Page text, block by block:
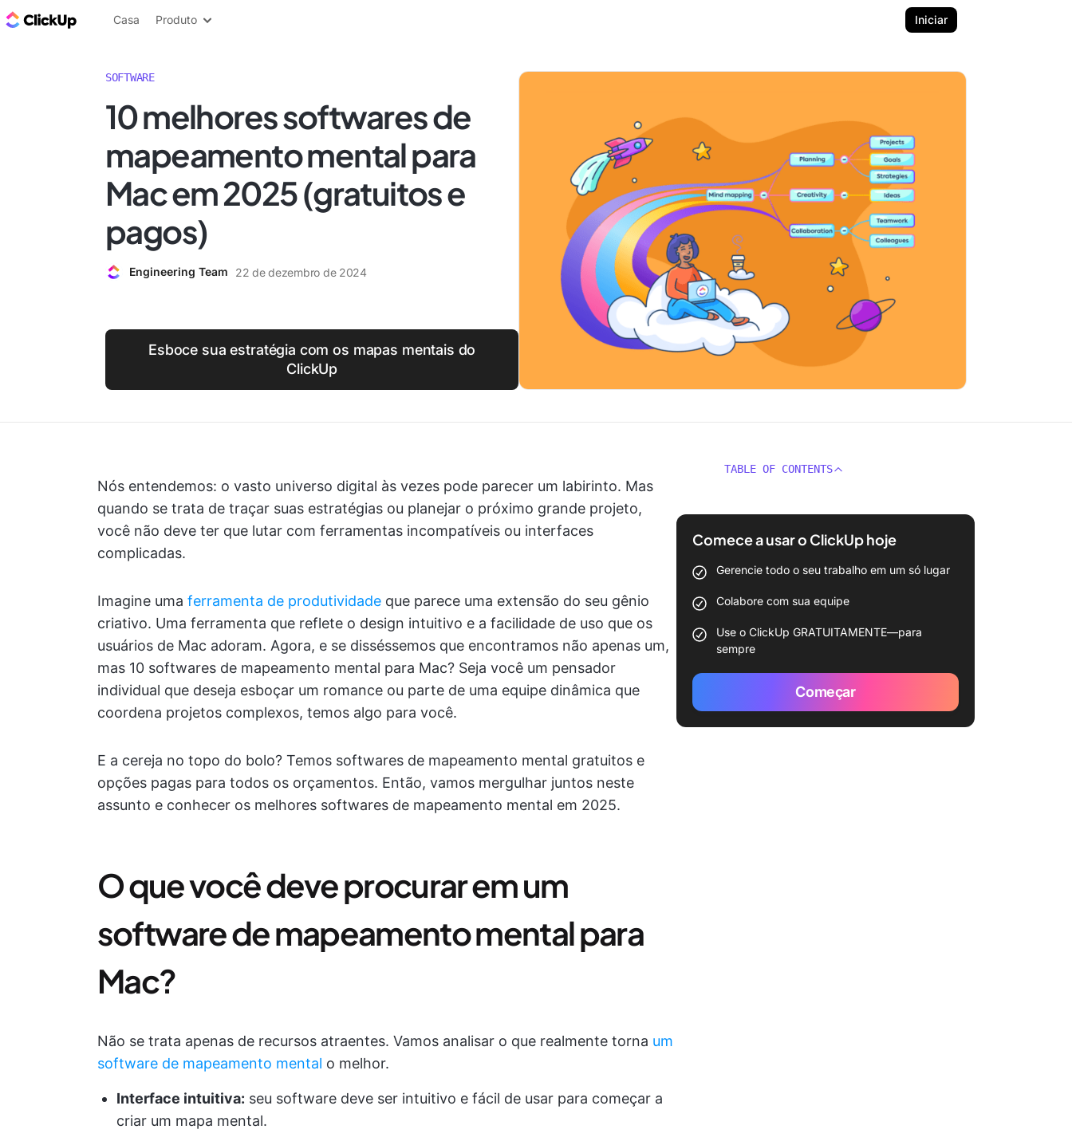
ClickUp Blogue
Casa Produto Iniciar
SOFTWARE
10 melhores softwares de
mapeamento mental para
Mac em 2025 (gratuitos e
pagos)
Engineering Team 22 de dezembro de 2024
Esboce sua estratégia com os mapas mentais do
ClickUp
Nós entendemos: o vasto universo digital às vezes pode parecer um labirinto. Mas
quando se trata de traçar suas estratégias ou planejar o próximo grande projeto,
você não deve ter que lutar com ferramentas incompatíveis ou interfaces
complicadas.
Imagine uma ferramenta de produtividade que parece uma extensão do seu gênio
criativo. Uma ferramenta que reflete o design intuitivo e a facilidade de uso que os
usuários de Mac adoram. Agora, e se disséssemos que encontramos não apenas um,
mas 10 softwares de mapeamento mental para Mac? Seja você um pensador
individual que deseja esboçar um romance ou parte de uma equipe dinâmica que
coordena projetos complexos, temos algo para você.
E a cereja no topo do bolo? Temos softwares de mapeamento mental gratuitos e
opções pagas para todos os orçamentos. Então, vamos mergulhar juntos neste
assunto e conhecer os melhores softwares de mapeamento mental em 2025.
O que você deve procurar em um
software de mapeamento mental para
Mac?
Não se trata apenas de recursos atraentes. Vamos analisar o que realmente torna um
software de mapeamento mental o melhor.
Interface intuitiva: seu software deve ser intuitivo e fácil de usar para começar a
criar um mapa mental.
TABLE OF CONTENTS
Comece a usar o ClickUp hoje
Gerencie todo o seu trabalho em um só lugar
Colabore com sua equipe
Use o ClickUp GRATUITAMENTE—para
sempre
Começar